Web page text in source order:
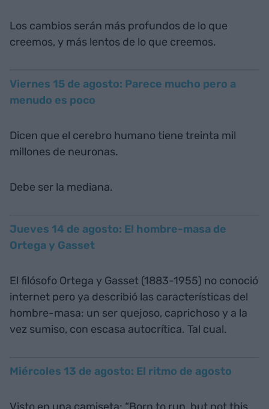
Los cambios serán más profundos de lo que
creemos, y más lentos de lo que creemos.
Viernes 15 de agosto: Parece mucho pero a
menudo es poco
Dicen que el cerebro humano tiene treinta mil
millones de neuronas.
Debe ser la mediana.
Jueves 14 de agosto: El hombre-masa de
Ortega y Gasset
El filósofo Ortega y Gasset (1883-1955) no conoció
internet pero ya describió las características del
hombre-masa: un ser quejoso, caprichoso y a la
vez sumiso, con escasa autocrítica. Tal cual.
Miércoles 13 de agosto: El ritmo de agosto
Visto en una camiseta: “Born to run, but not this